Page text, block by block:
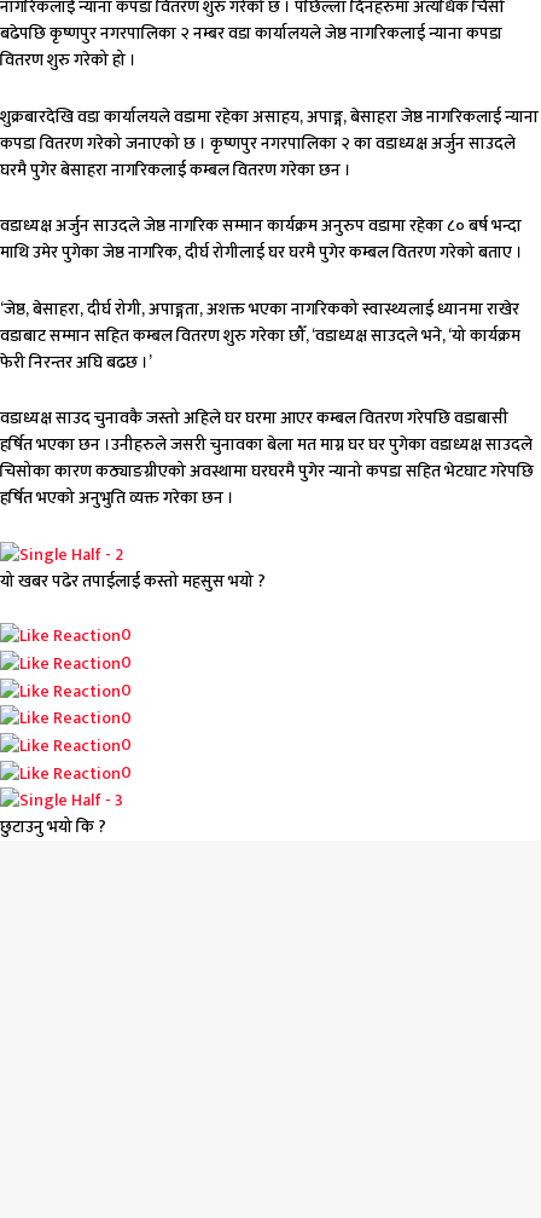
नागरिकलाई न्याना कपडा वितरण शुरु गरेको छ । पछिल्ला दिनहरुमा अत्यधिक चिसो
बढेपछि कृष्णपुर नगरपालिका २ नम्बर वडा कार्यालयले जेष्ठ नागरिकलाई न्याना कपडा
वितरण शुरु गरेको हो ।
शुक्रबारदेखि वडा कार्यालयले वडामा रहेका असाहय, अपाङ्ग, बेसाहरा जेष्ठ नागरिकलाई न्याना
कपडा वितरण गरेको जनाएको छ । कृष्णपुर नगरपालिका २ का वडाध्यक्ष अर्जुन साउदले
घरमै पुगेर बेसाहरा नागरिकलाई कम्बल वितरण गरेका छन ।
वडाध्यक्ष अर्जुन साउदले जेष्ठ नागरिक सम्मान कार्यक्रम अनुरुप वडामा रहेका ८० बर्ष भन्दा
माथि उमेर पुगेका जेष्ठ नागरिक, दीर्घ रोगीलाई घर घरमै पुगेर कम्बल वितरण गरेको बताए ।
‘जेष्ठ, बेसाहरा, दीर्घ रोगी, अपाङ्गता, अशक्त भएका नागरिकको स्वास्थ्यलाई ध्यानमा राखेर
वडाबाट सम्मान सहित कम्बल वितरण शुरु गरेका छौँ, ‘वडाध्यक्ष साउदले भने, ‘यो कार्यक्रम
फेरी निरन्तर अघि बढछ ।’
वडाध्यक्ष साउद चुनावकै जस्तो अहिले घर घरमा आएर कम्बल वितरण गरेपछि वडाबासी
हर्षित भएका छन ।उनीहरुले जसरी चुनावका बेला मत माग्न घर घर पुगेका वडाध्यक्ष साउदले
चिसोका कारण कठ्याङग्रीएको अवस्थामा घरघरमै पुगेर न्यानो कपडा सहित भेटघाट गरेपछि
हर्षित भएको अनुभुति व्यक्त गरेका छन ।
यो खबर पढेर तपाईलाई कस्तो महसुस भयो ?
0
0
0
0
0
0
छुटाउनु भयो कि ?